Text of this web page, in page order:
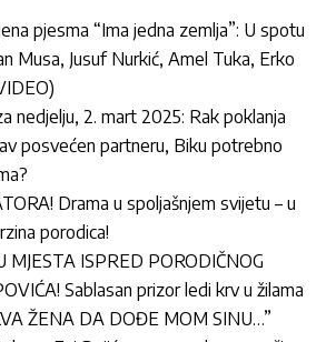
pjesma “Ima jedna zemlja”: U spotu
Musa, Jusuf Nurkić, Amel Tuka, Erko
nedjelju, 2. mart 2025: Rak poklanja
posvećen partneru, Biku potrebno
Drama u spoljašnjem svijetu – u
porodica!
MJESTA ISPRED PORODIČNOG
Sablasan prizor ledi krv u žilama
ŽENA DA DOĐE MOM SINU…”